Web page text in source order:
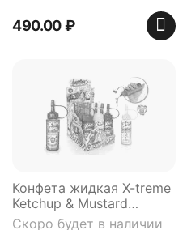
490.00₽
Конфета жидкая X-treme
Ketchup & Mustard
игрушка кетчуп и
Скоро будет в наличии